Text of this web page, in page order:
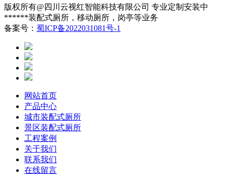
版权所有@四川云视红智能科技有限公司 专业定制安装中
******装配式厕所，移动厕所，岗亭等业务
备案号： 蜀ICP备2022031081号-1
网站首页
产品中心
城市装配式厕所
景区装配式厕所
工程案例
关于我们
联系我们
在线留言